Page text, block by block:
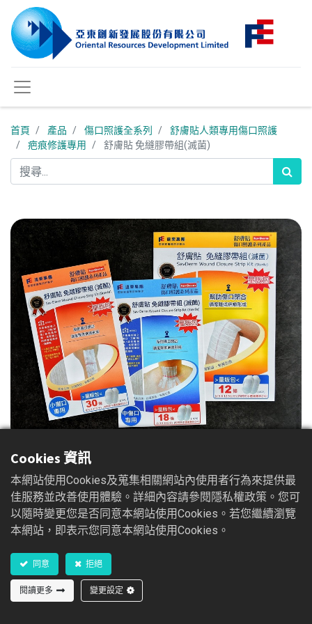
首頁 產品 傷口照護全系列
舒膚貼人類專用傷口照護
疤痕修護專用
舒膚貼 免縫膠帶組(滅菌)
舒膚貼 免縫膠帶組(滅菌)
舒膚貼 免縫膠帶組（滅菌）組係由複合不織布與醫療級低
敏感壓膠組成。配合皮膚彈性張力，提供足夠的抗張強度，
幫助傷口閉合，適度降低疤痕形成。本產品使用於手術後，
表皮皮膚以本產品直接貼合或配合縫線及釘皮針使用，另外
於拆線後持續使用可以降低疤痕的形成。
Cookies 資訊
本網站使用Cookies及蒐集相關網站內使用者行為來提供最
佳服務並改善使用體驗。詳細內容請參閱隱私權政策。您可
以隨時變更您是否同意本網站使用Cookies。若您繼續瀏覽
本網站，即表示您同意本網站使用Cookies。
同意 拒絕
閱讀更多 變更設定